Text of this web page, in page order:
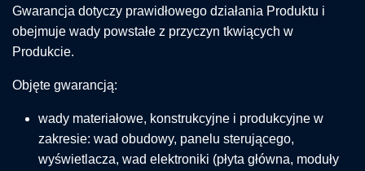
Gwarancja dotyczy prawidłowego działania Produktu i
obejmuje wady powstałe z przyczyn tkwiących w
Produkcie.
Objęte gwarancją:
wady materiałowe, konstrukcyjne i produkcyjne w
zakresie: wad obudowy, panelu sterującego,
wyświetlacza, wad elektroniki (płyta główna, moduły